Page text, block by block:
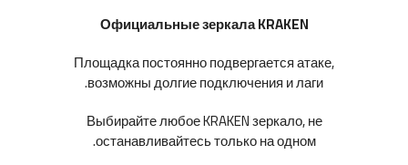
Официальные зеркала KRAKEN
Площадка постоянно подвергается атаке,
возможны долгие подключения и лаги.
Выбирайте любое KRAKEN зеркало, не
останавливайтесь только на одном.